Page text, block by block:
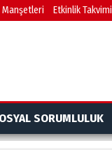
Etkinlik Takvimi
SORUMLULUK